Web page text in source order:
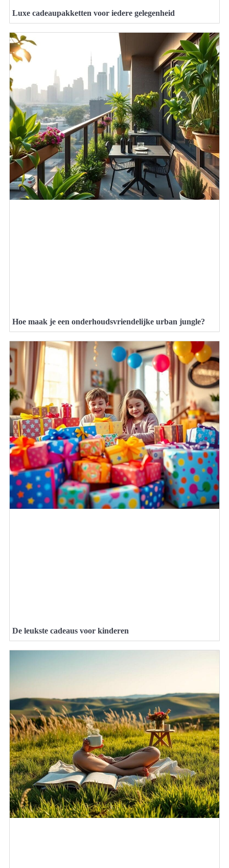
Luxe cadeaupakketten voor iedere gelegenheid
Hoe maak je een onderhoudsvriendelijke urban jungle?
De leukste cadeaus voor kinderen